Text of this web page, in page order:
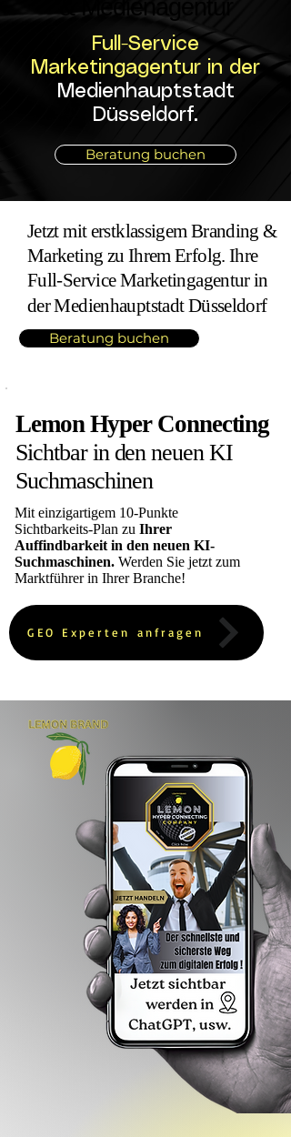
& Medienagentur
& Medienagentur
Full-Service
Marketingagentur in der
Medienhauptstadt
Düsseldorf.
Beratung buchen
Jetzt mit erstklassigem Branding &
Marketing zu Ihrem Erfolg. Ihre
Full-Service Marketingagentur in
der Medienhauptstadt Düsseldorf.
Beratung buchen
Lemon Hyper Connecting
Sichtbar in den neuen KI
Suchmaschinen
Mit einzigartigem 10-Punkte
Sichtbarkeits-Plan zu Ihrer
Auffindbarkeit in den neuen KI-
Suchmaschinen. Werden Sie jetzt zum
Marktführer in Ihrer Branche!
GEO Experten anfragen